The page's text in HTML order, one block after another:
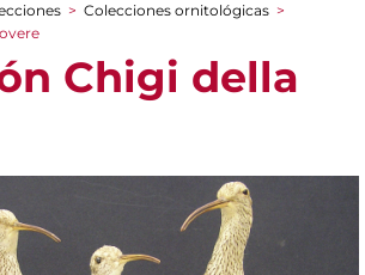
> Colecciones ornitológicas >
Chigi della